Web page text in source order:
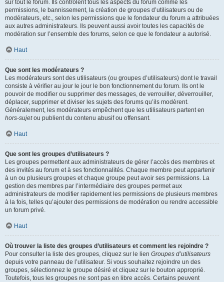
sur tout le forum. Ils contrôlent tous les aspects du forum comme les
permissions, le bannissement, la création de groupes d’utilisateurs ou de
modérateurs, etc., selon les permissions que le fondateur du forum a attribuées
aux autres administrateurs. Ils peuvent aussi avoir toutes les capacités de
modération sur l’ensemble des forums, selon ce que le fondateur a autorisé.
Haut
Que sont les modérateurs ?
Les modérateurs sont des utilisateurs (ou groupes d’utilisateurs) dont le travail
consiste à vérifier au jour le jour le bon fonctionnement du forum. Ils ont le
pouvoir de modifier ou supprimer des messages, de verrouiller, déverrouiller,
déplacer, supprimer et diviser les sujets des forums qu’ils modèrent.
Généralement, les modérateurs empêchent que les utilisateurs partent en
hors-sujetou publient du contenu abusif ou offensant.
Haut
Que sont les groupes d’utilisateurs ?
Les groupes permettent aux administrateurs de gérer l’accès des membres et
des invités au forum et à ses fonctionnalités. Chaque membre peut appartenir
à un ou plusieurs groupes et chaque groupe peut avoir ses permissions. La
gestion des membres par l’intermédiaire des groupes permet aux
administrateurs de modifier rapidement les permissions de plusieurs membres
à la fois, telles qu’ajouter des permissions de modération ou rendre accessible
un forum privé.
Haut
Où trouver la liste des groupes d’utilisateurs et comment les rejoindre ?
Pour consulter la liste des groupes, cliquez sur le lien Groupes d’utilisateurs
depuis votre panneau de l’utilisateur. Si vous souhaitez rejoindre un des
groupes, sélectionnez le groupe désiré et cliquez sur le bouton approprié.
Toutefois, tous les groupes ne sont pas en libre accès. Certains peuvent